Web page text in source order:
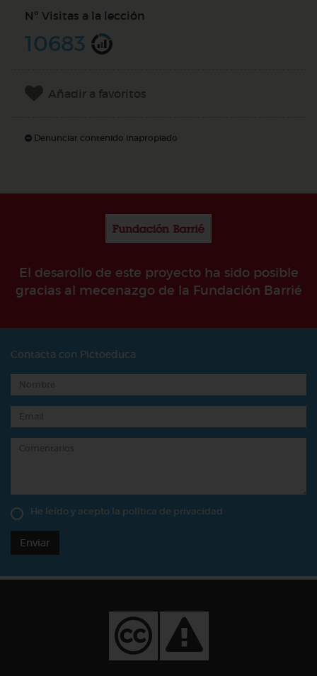
Nº Visitas a la lección
10683
Añadir a favoritos
Denunciar contenido inapropiado
El desarollo de este proyecto ha sido posible
gracias al mecenazgo de la Fundación Barrié
Contacta con Pictoeduca
He leído y acepto la política de privacidad
Enviar